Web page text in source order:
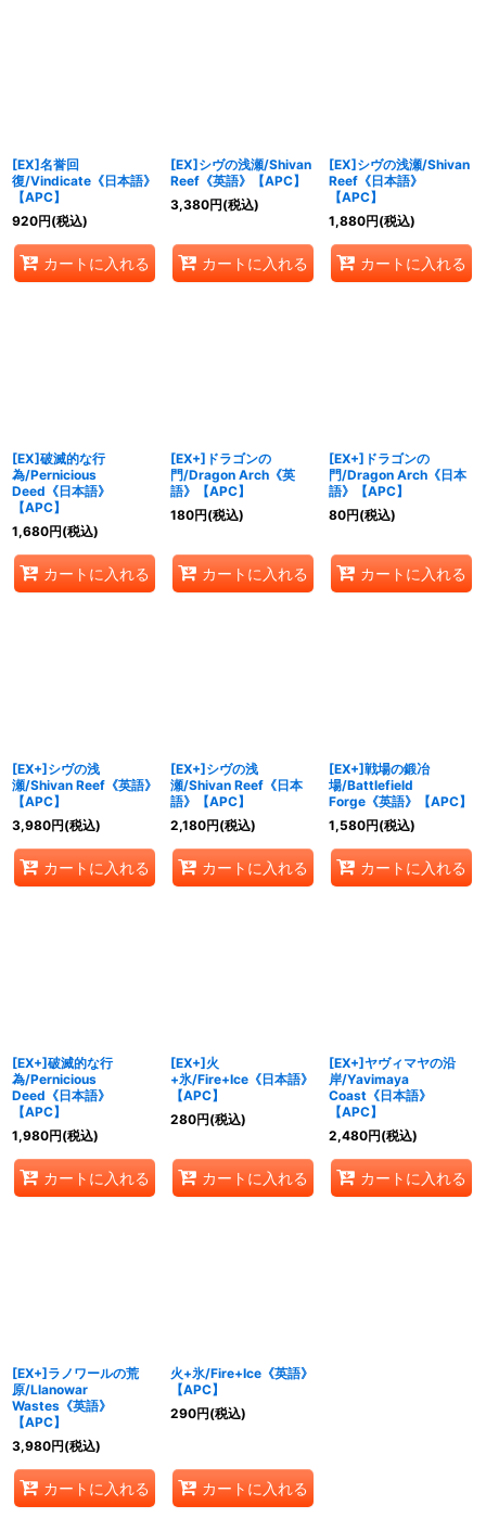
[EX]名誉回
復/Vindicate《日本語》
【APC】
920円(税込)
カートに入れる
[EX]シヴの浅瀬/Shivan
Reef《英語》【APC】
3,380円(税込)
カートに入れる
[EX]シヴの浅瀬/Shivan
Reef《日本語》
【APC】
1,880円(税込)
カートに入れる
[EX]破滅的な行
為/Pernicious
Deed《日本語》
【APC】
1,680円(税込)
カートに入れる
[EX+]ドラゴンの
門/Dragon Arch《英
語》【APC】
180円(税込)
カートに入れる
[EX+]ドラゴンの
門/Dragon Arch《日本
語》【APC】
80円(税込)
カートに入れる
[EX+]シヴの浅
瀬/Shivan Reef《英語》
【APC】
3,980円(税込)
カートに入れる
[EX+]シヴの浅
瀬/Shivan Reef《日本
語》【APC】
2,180円(税込)
カートに入れる
[EX+]戦場の鍛冶
場/Battlefield
Forge《英語》【APC】
1,580円(税込)
カートに入れる
[EX+]破滅的な行
為/Pernicious
Deed《日本語》
【APC】
1,980円(税込)
カートに入れる
[EX+]火
+氷/Fire+Ice《日本語》
【APC】
280円(税込)
カートに入れる
[EX+]ヤヴィマヤの沿
岸/Yavimaya
Coast《日本語》
【APC】
2,480円(税込)
カートに入れる
[EX+]ラノワールの荒
原/Llanowar
Wastes《英語》
【APC】
3,980円(税込)
カートに入れる
火+氷/Fire+Ice《英語》
【APC】
290円(税込)
カートに入れる